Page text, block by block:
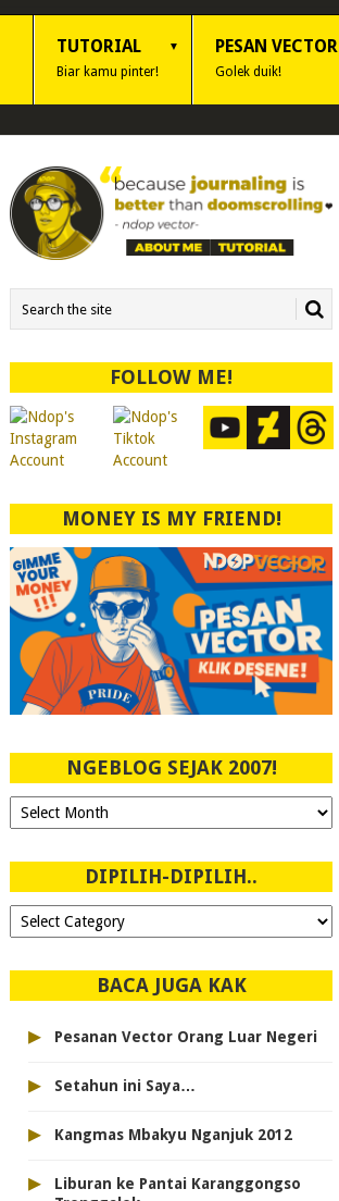
TUTORIAL
Biar kamu pinter!
PESAN VECTOR
Golek duik!
FOLLOW ME!
MONEY IS MY FRIEND!
NGEBLOG SEJAK 2007!
Ngeblog
Sejak
DIPILIH-DIPILIH..
Dipilih-
dipilih..
BACA JUGA KAK
▸ Pesanan Vector Orang Luar Negeri
▸ Setahun ini Saya…
▸ Kangmas Mbakyu Nganjuk 2012
▸
Liburan ke Pantai Karanggongso